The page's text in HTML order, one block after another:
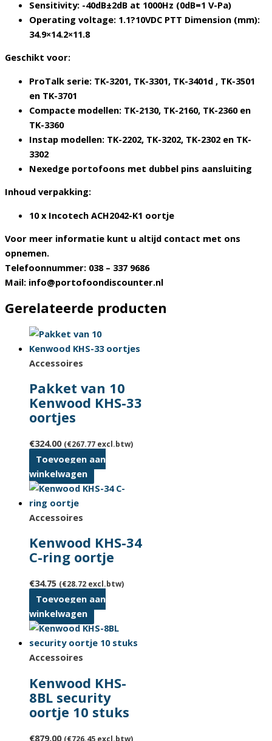
Sensitivity: -40dB±2dB at 1000Hz (0dB=1 V-Pa)
Operating voltage: 1.1?10VDC PTT Dimension (mm):
34.9×14.2×11.8
Geschikt voor:
ProTalk serie: TK-3201, TK-3301, TK-3401d , TK-3501
en TK-3701
Compacte modellen: TK-2130, TK-2160, TK-2360 en
TK-3360
Instap modellen: TK-2202, TK-3202, TK-2302 en TK-
3302
Nexedge portofoons met dubbel pins aansluiting
Inhoud verpakking:
10 x Incotech ACH2042-K1 oortje
Voor meer informatie kunt u altijd contact met ons
opnemen.
Telefoonnummer: 038 – 337 9686
Mail: info@portofoondiscounter.nl
Gerelateerde producten
Accessoires
Pakket van 10
Kenwood KHS-33
oortjes
€324.00 (€267.77 excl.btw)
Toevoegen aan
winkelwagen
Accessoires
Kenwood KHS-34
C-ring oortje
€34.75 (€28.72 excl.btw)
Toevoegen aan
winkelwagen
Accessoires
Kenwood KHS-
8BL security
oortje 10 stuks
€879.00 (€726.45 excl.btw)